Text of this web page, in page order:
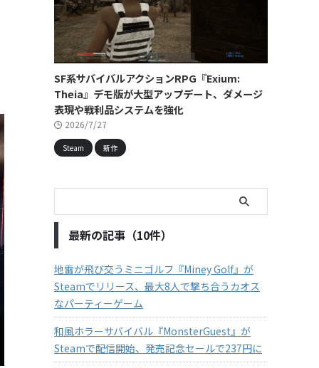
SF系サバイバルアクションRPG『Exium:
Theia』デモ版が大型アップデート、ダメージ
表現や戦利品システムを強化
2026/7/27
Steam 新作
最新の記事（10件）
地雷が飛び交うミニゴルフ『Miney Golf』が
Steamでリリース、最大8人で撃ち合うカオス
なパーティーゲーム
和風ホラーサバイバル『MonsterGuest』が
Steamで配信開始、発売記念セールで237円に